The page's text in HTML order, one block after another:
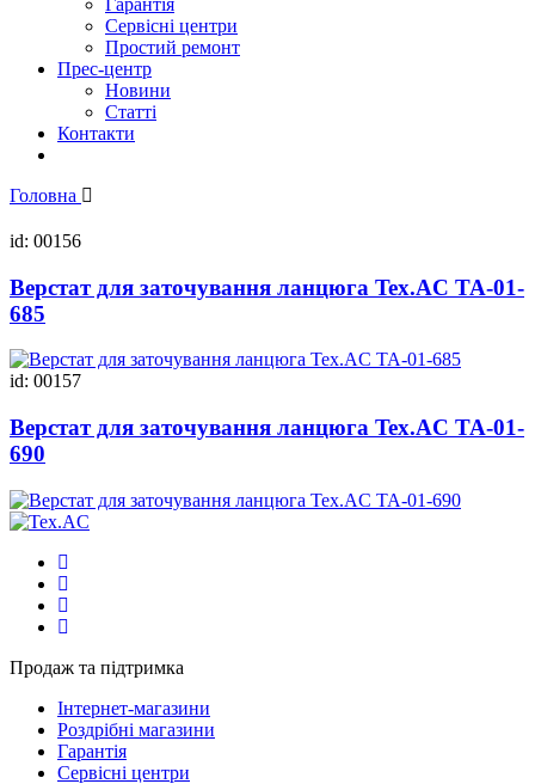
Гарантія
Сервісні центри
Простий ремонт
Прес-центр
Новини
Статті
Контакти
Головна
id: 00156
Верстат для заточування ланцюга Tex.AC ТА-01-
685
id: 00157
Верстат для заточування ланцюга Tex.AC ТА-01-
690
Продаж та підтримка
Інтернет-магазини
Роздрібні магазини
Гарантія
Сервісні центри